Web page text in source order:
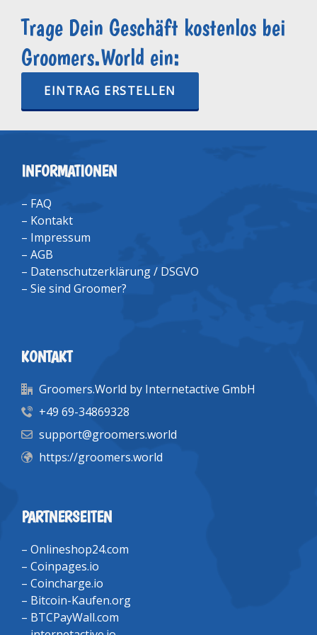
Trage Dein Geschäft kostenlos bei
Groomers.World ein:
EINTRAG ERSTELLEN
INFORMATIONEN
– FAQ
– Kontakt
– Impressum
– AGB
– Datenschutzerklärung / DSGVO
– Sie sind Groomer?
KONTAKT
Groomers.World by Internetactive GmbH
+49 69-34869328
support@groomers.world
https://groomers.world
PARTNERSEITEN
– Onlineshop24.com
– Coinpages.io
– Coincharge.io
– Bitcoin-Kaufen.org
– BTCPayWall.com